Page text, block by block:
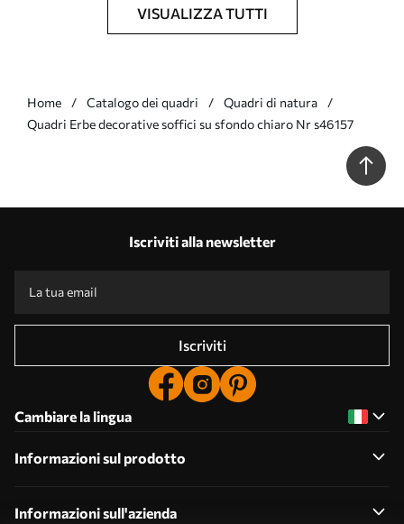
VISUALIZZA TUTTI
Home Catalogo dei quadri
Quadri di natura
Quadri Erbe decorative soffici su sfondo chiaro Nr s46157
Iscriviti alla newsletter
Iscriviti
Cambiare la lingua
Informazioni sul prodotto
Informazioni sull'azienda